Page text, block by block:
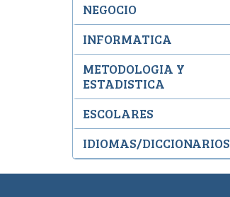
NEGOCIO
INFORMATICA
METODOLOGIA Y
ESTADISTICA
ESCOLARES
IDIOMAS/DICCIONARIOS